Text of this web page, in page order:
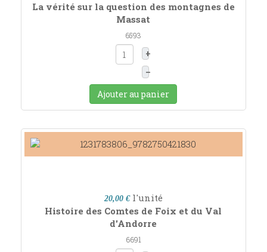
La vérité sur la question des montagnes de
Massat
6593
+
–
Ajouter au panier
20,00 € l'unité
Histoire des Comtes de Foix et du Val
d'Andorre
6691